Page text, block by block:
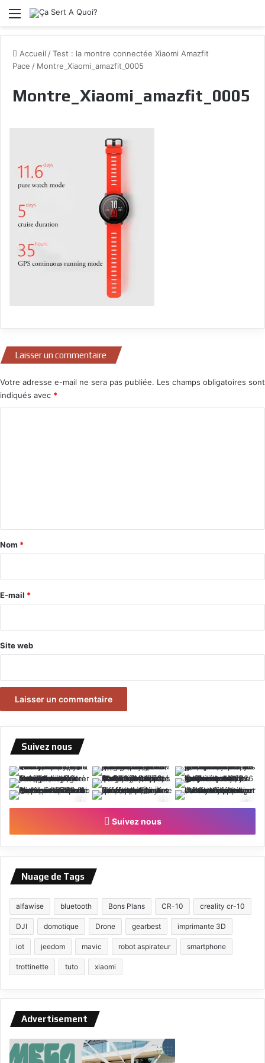
Menu
Accueil /Test : la montre connectée Xiaomi Amazfit
Pace / Montre_Xiaomi_amazfit_0005
Montre_Xiaomi_amazfit_0005
Laisser un commentaire
Votre adresse e-mail ne sera pas publiée. Les champs obligatoires sont
indiqués avec *
a
e
Nom *
E-mail *
Site web
Suivez nous
Suivez nous
Nuage de Tags
alfawise bluetooth Bons Plans CR-10 creality cr-10
DJI domotique Drone gearbest imprimante 3D
iot jeedom mavic robot aspirateur smartphone
trottinette tuto xiaomi
Advertisement